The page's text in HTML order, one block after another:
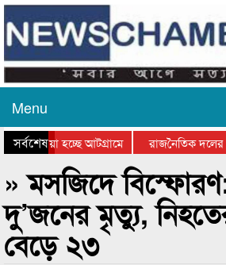
Menu
সর্বশেষ
যাওয়া হচ্ছে আটগ্রামে
রাজনৈতিক দলের
পুরস্কার বিতরণ সম্পন্ন
সিলেটে
» মসজিদে
দু’জনের মৃত্যু,
বেড়ে ২৩